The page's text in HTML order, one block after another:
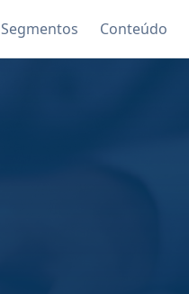
Segmentos Conteúdo